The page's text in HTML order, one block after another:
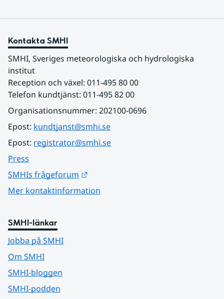
Kontakta SMHI
SMHI, Sveriges meteorologiska och hydrologiska
institut
Reception och växel: 011-495 80 00
Telefon kundtjänst: 011-495 82 00
Organisationsnummer: 202100-0696
Epost: kundtjanst@smhi.se
Epost: registrator@smhi.se
Press
SMHIs frågeforum
Mer kontaktinformation
SMHI-länkar
Jobba på SMHI
Om SMHI
SMHI-bloggen
SMHI-podden